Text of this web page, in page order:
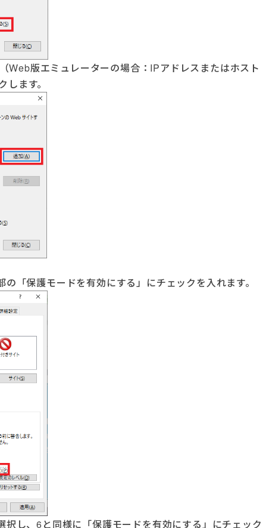
Web版エミュレーターの場合：IPアドレスまたはホスト
ます。
「保護モードを有効にする」にチェックを入れます。
択し、6と同様に「保護モードを有効にする」にチェック